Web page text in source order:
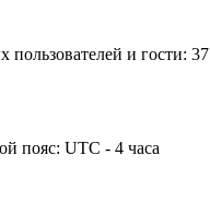
пользователей и гости: 37
пояс: UTC - 4 часа